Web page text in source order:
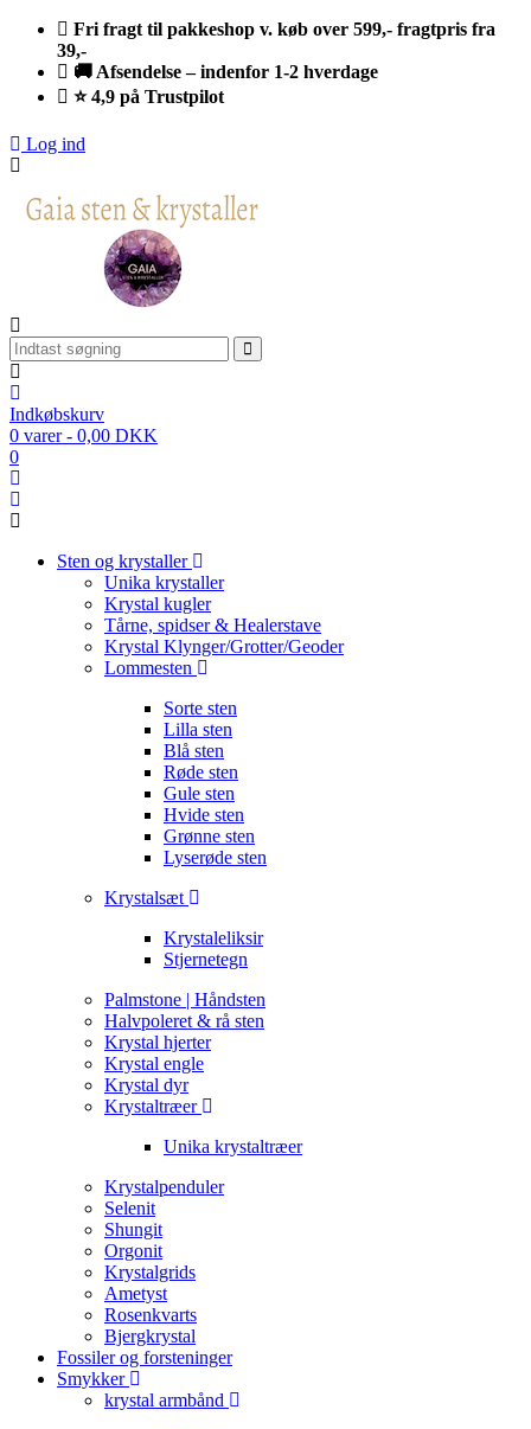
Fri fragt til pakkeshop v. køb over 599,- fragtpris fra
39,-
🚚 Afsendelse – indenfor 1-2 hverdage
⭐ 4,9 på Trustpilot
Log ind
Indkøbskurv
0 varer - 0,00 DKK
0
Sten og krystaller
Unika krystaller
Krystal kugler
Tårne, spidser & Healerstave
Krystal Klynger/Grotter/Geoder
Lommesten
Sorte sten
Lilla sten
Blå sten
Røde sten
Gule sten
Hvide sten
Grønne sten
Lyserøde sten
Krystalsæt
Krystaleliksir
Stjernetegn
Palmstone | Håndsten
Halvpoleret & rå sten
Krystal hjerter
Krystal engle
Krystal dyr
Krystaltræer
Unika krystaltræer
Krystalpenduler
Selenit
Shungit
Orgonit
Krystalgrids
Ametyst
Rosenkvarts
Bjergkrystal
Fossiler og forsteninger
Smykker
krystal armbånd